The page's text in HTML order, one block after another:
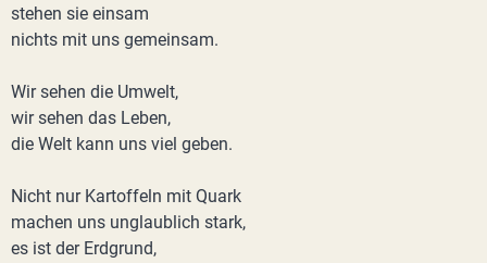
stehen sie einsam
nichts mit uns gemeinsam.
Wir sehen die Umwelt,
wir sehen das Leben,
die Welt kann uns viel geben.
Nicht nur Kartoffeln mit Quark
machen uns unglaublich stark,
es ist der Erdgrund,